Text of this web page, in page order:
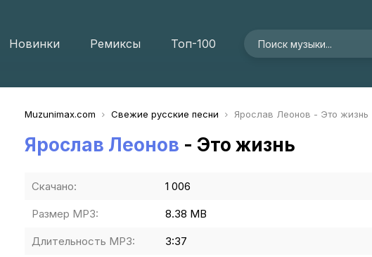
Новинки Ремиксы Топ-100
Muzunimax.com Свежие русские песни Ярослав Леонов - Это жизнь
Ярослав Леонов - Это жизнь
Скачано: 1 006
Размер MP3: 8.38 MB
Длительность MP3: 3:37